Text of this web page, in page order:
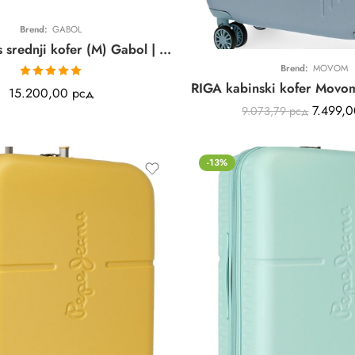
Brend:GABOL
FUTURE Plus srednji kofer (M) Gabol | roze | ABS
Ocenjeno sa
5.00 od 5
15.200,00 рсд
Brend:MOVOM
9.073,79рсд
-13%